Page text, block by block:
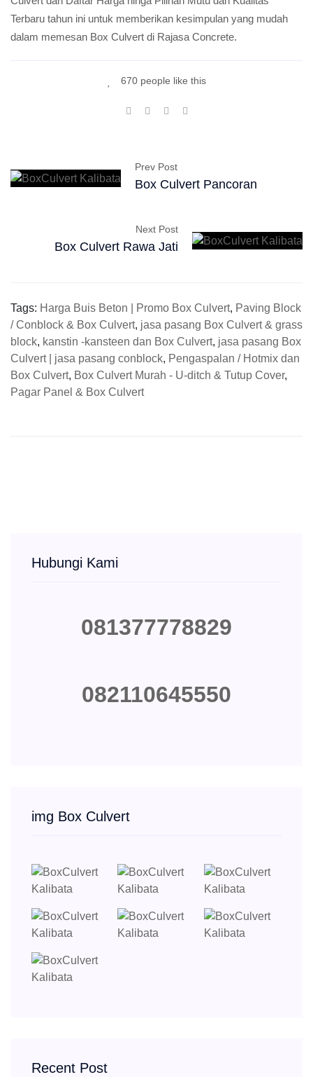
Terbaru tahun ini untuk memberikan kesimpulan yang mudah
dalam memesan Box Culvert di Rajasa Concrete.
670 people like this
Prev Post
Box Culvert Pancoran
Next Post
Box Culvert Rawa Jati
Tags: Harga Buis Beton | Promo Box Culvert, Paving Block
/ Conblock & Box Culvert, jasa pasang Box Culvert & grass
block, kanstin -kansteen dan Box Culvert, jasa pasang Box
Culvert | jasa pasang conblock, Pengaspalan / Hotmix dan
Box Culvert, Box Culvert Murah - U-ditch & Tutup Cover,
Pagar Panel & Box Culvert
Hubungi Kami
081377778829
082110645550
img Box Culvert
Recent Post